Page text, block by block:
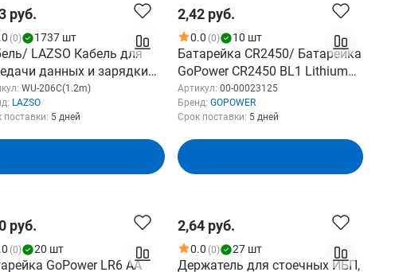
руб.
(0) 1737 шт
LAZSO Кабель для
данных и зарядки
USB type C , 2А (WU-
WU-206C(1.2m)
LAZSO
поставки: 5 дней
2,42 руб.
0.0 (0) 10 шт
Батарейка CR2450/ Батарейка
GoPower CR2450 BL1 Lithium
3V 1/40/2000 1 шт. 00-
00023125
Артикул: 00-00023125
Бренд: GOPOWER
Срок поставки: 5 дней
руб.
(0) 20 шт
GoPower LR6 AA
2,64 руб.
0.0 (0) 27 шт
Держатель для стоечных ИБП,